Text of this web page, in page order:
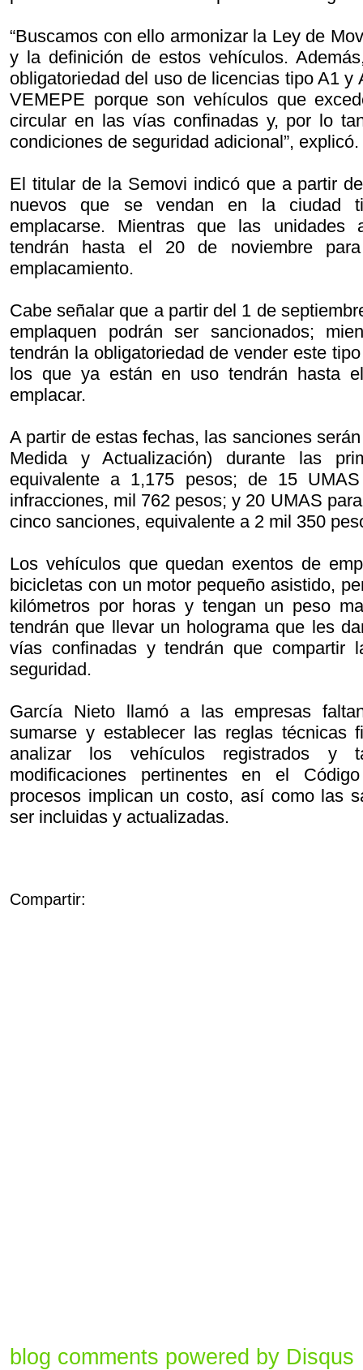
“Buscamos con ello armonizar la Ley de
y la definición de estos vehículos.
obligatoriedad del uso de licencias tipo A1 y
VEMEPE porque son vehículos que
circular en las vías confinadas y, por lo
condiciones de seguridad adicional”, explicó.
El titular de la Semovi indicó que a partir
nuevos que se vendan en la ciudad
emplacarse. Mientras que las unidades
tendrán hasta el 20 de noviembre
emplacamiento.
Cabe señalar que a partir del 1 de
emplaquen podrán ser sancionados;
tendrán la obligatoriedad de vender este
los que ya están en uso tendrán hasta
emplacar.
A partir de estas fechas, las sanciones
Medida y Actualización) durante las
equivalente a 1,175 pesos; de 15
infracciones, mil 762 pesos; y 20 UMAS
cinco sanciones, equivalente a 2 mil 350
Los vehículos que quedan exentos de
bicicletas con un motor pequeño asistido,
kilómetros por horas y tengan un peso
tendrán que llevar un holograma que les
vías confinadas y tendrán que compartir
seguridad.
García Nieto llamó a las empresas
sumarse y establecer las reglas técnicas
analizar los vehículos registrados y
modificaciones pertinentes en el
procesos implican un costo, así como las
ser incluidas y actualizadas.
Compartir:
blog comments powered by Disqus